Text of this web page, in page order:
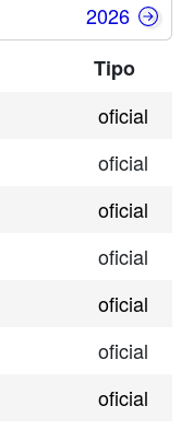
2026
Tipo
oficial
oficial
oficial
oficial
oficial
oficial
oficial